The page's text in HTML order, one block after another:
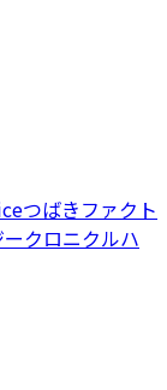
つばきファクト
ークロニクルハ